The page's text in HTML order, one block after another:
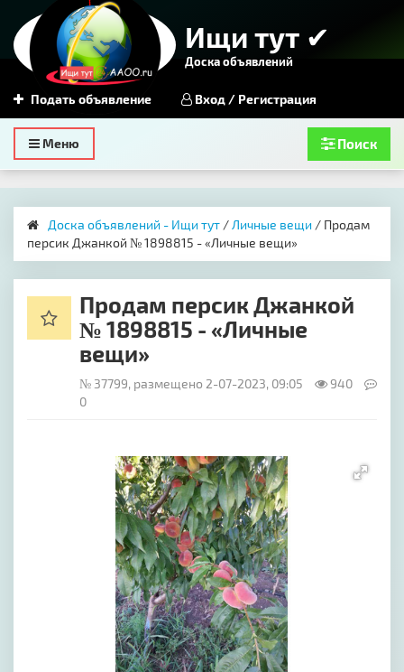
Ищи тут ✔
Доска объявлений
Подать объявление Вход / Регистрация
Toggle
navigation
Меню Поиск
Доска объявлений - Ищи тут /Личные вещи / Продам
персик Джанкой № 1898815 - «Личные вещи»
Продам персик Джанкой
№ 1898815 - «Личные
вещи»
№ 37799, размещено 2-07-2023, 09:05
940
0